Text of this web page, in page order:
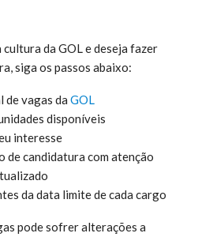
da GOL e deseja fazer
siga os passos abaixo:
de vagas da GOL
disponíveis
interesse
de candidatura com atenção
da data limite de cada cargo
pode sofrer alterações a